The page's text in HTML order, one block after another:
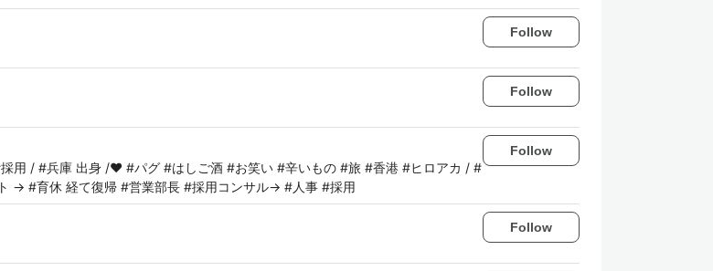
Follow
Follow
用 / #兵庫 出身 /❤️ #パグ #はしご酒 #お笑い #辛いもの #旅 #香港 #ヒロアカ / #
→ #育休 経て復帰 #営業部長 #採用コンサル→ #人事 #採用
Follow
Follow